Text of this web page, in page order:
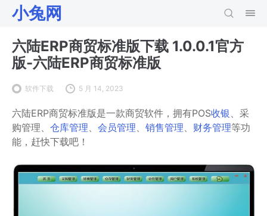
小兔网
六陆ERP商贸标准版下载 1.0.0.1官方
版-六陆ERP商贸标准版
软件下载 5 月 14, 2023
六陆ERP商贸标准版是一款商贸软件，拥有POS收银 、采
购管理、 仓库管理、 会员管理、 销售管理、 财务管理等功
能，赶快下载吧！